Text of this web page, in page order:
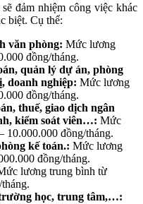
đảm nhiệm công việc khác
biệt. Cụ thể:
văn phòng: Mức lương
đồng/tháng.
quản lý dự án, phòng
doanh nghiệp: Mức lương
đồng/tháng.
thuế, giao dịch ngân
kiểm soát viên…: Mức
10.000.000 đồng/tháng.
kế toán.: Mức lương
đồng/tháng.
lương trung bình từ
học, trung tâm,…: